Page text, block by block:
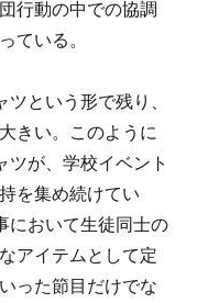
行動の中での協調
ている。
という形で残り、
きい。このように
ツが、学校イベント
を集め続けてい
において生徒同士の
アイテムとして定
った節目だけでな